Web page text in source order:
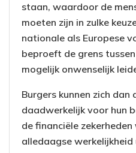
staan, waardoor de
moeten zijn in zulke
nationale als Europese
beproeft de grens
mogelijk onwenselijk
Burgers kunnen zich
daadwerkelijk voor hun
de financiële
alledaagse